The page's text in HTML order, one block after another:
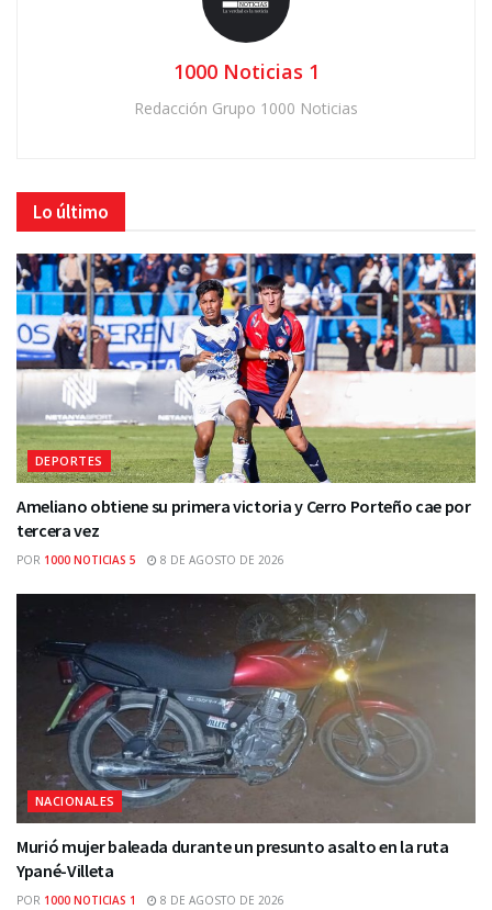
1000 Noticias 1
Redacción Grupo 1000 Noticias
Lo último
DEPORTES
Ameliano obtiene su primera victoria y Cerro Porteño cae por
tercera vez
POR 1000 NOTICIAS 5 8 DE AGOSTO DE 2026
NACIONALES
Murió mujer baleada durante un presunto asalto en la ruta
Ypané-Villeta
POR 1000 NOTICIAS 1 8 DE AGOSTO DE 2026